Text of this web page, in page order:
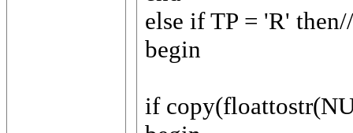
else if TP = 'R'
begin
if